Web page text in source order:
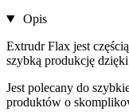
Opis
Extrudr Flax jest
szybką produkcję
Jest polecany do
produktów o